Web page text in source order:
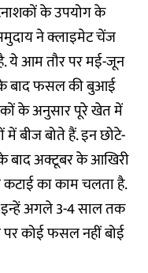
के उपयोग के
ने क्लाइमेट चेंज
ये आम तौर पर मई-जून
के बाद फसल की बुआई
के अनुसार पूरे खेत में
बीज बोते हैं. इन छोटे-
बाद अक्टूबर के आखिरी
का काम चलता है.
अगले 3-4 साल तक
पर कोई फसल नहीं बोई